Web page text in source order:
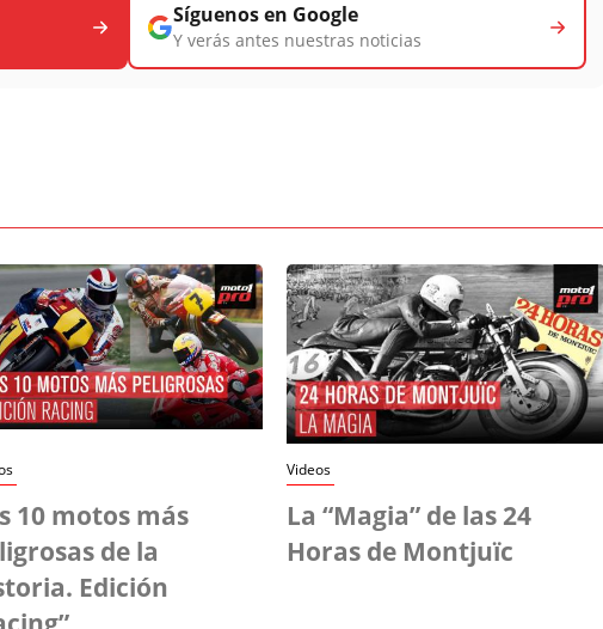
Síguenos en Google
Y verás antes nuestras noticias
10 motos más
de la
Edición
Videos
La “Magia” de las 24
Horas de Montjuïc